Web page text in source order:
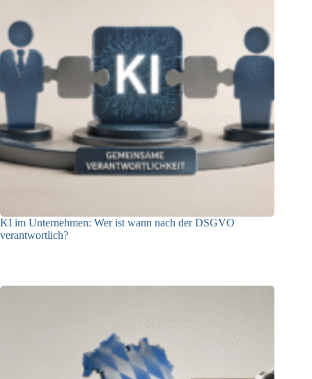
KI im Unternehmen: Wer ist wann nach der DSGVO
verantwortlich?